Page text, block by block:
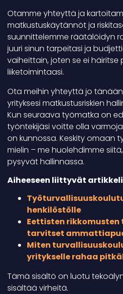
Otamme yhteyttä ja
matkustuskäytännöt ja
suunnittelemme räätälöidyn
juuri sinun tarpeitasi ja
vaiheittain, joten se ei häiritse
liiketoimintaasi.
Ota meihin yhteyttä jo
yrityksesi matkustusriskien
Kun seuraava työmatka on
työntekijäsi voitte olla
on kunnossa. Keskity omaan
mielin – me huolehdimme
pysyvät hallinnassa.
Aiheeseen liittyvät
henkilöstölle
Eettisten
tarvitset
Miten
yritykselle rahaa
Tämä sisältö on luotu
sisältää virheitä.